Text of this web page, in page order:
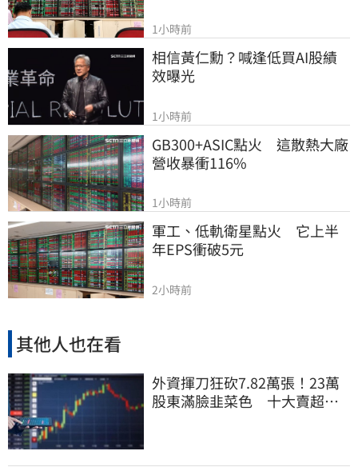
1小時前
相信黃仁勳？喊逢低買AI股績
效曝光
1小時前
GB300+ASIC點火　這散熱大廠
營收暴衝116%
1小時前
軍工、低軌衛星點火　它上半
年EPS衝破5元
2小時前
其他人也在看
外資揮刀狂砍7.82萬張！23萬
股東滿臉韭菜色 十大賣超個